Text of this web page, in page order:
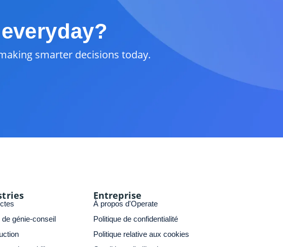
smarter decisions today.
de génie-conseil
Entreprise
À propos d'Operate
Politique de confidentialité
Politique relative aux cookies